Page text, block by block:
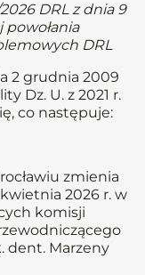
DRL z dnia 9
DRL
2 grudnia 2009
Dz. U. z 2021 r.
co następuje:
zmienia
2026 r. w
komisji
dent. Marzeny